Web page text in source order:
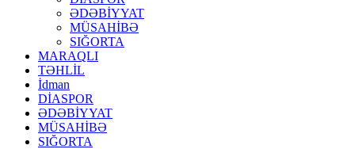
ƏDƏBİYYAT
MÜSAHİBƏ
SIĞORTA
MARAQLI
TƏHLİL
İdman
DİASPOR
ƏDƏBİYYAT
MÜSAHİBƏ
SIĞORTA